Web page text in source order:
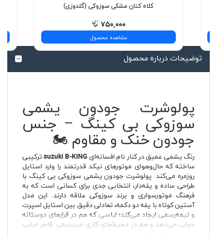
کلاه کتان مشکی سوزوکی (گلدوزی)
۷۵۰,۰۰۰
مشاهده محصول
توضیحات درباره محصول
پولوشرت جودون یشمی
سوزوکی بی کینگ – جنس
جودون خنک و مقاوم 🏍️
رنگ یشمی عمیق در کنار نام افسانه‌ای suzuki B-KINGترکیبی
ساخته که حال‌وهوای موتورهای نیکد قدرتمند را وارد استایل
روزمره می‌کند. پولوشرت جودون یشمی سوزوکی بی کینگ با
طراحی ساده و یقه‌دار، انتخابی جدی برای کسانی است که به
فرهنگ موتورسواری و برند سوزوکی علاقه دارند. این مدل
آستین کوتاه با یقه دو دکمه، تعادلی دقیق بین استایل اسپرت
و نیمه‌رسمی ایجاد می‌کند؛ لباسی که هم در قرارهای دوستانه
جواب می‌دهد و هم در محیط‌های کاری غیررسمی ظاهر مرتب